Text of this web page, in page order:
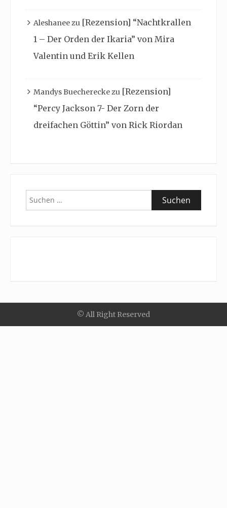
Aleshaneezu [Rezension] “Nachtkrallen
1 – Der Orden der Ikaria” von Mira
Valentin und Erik Kellen
Mandys Buechereckezu [Rezension]
“Percy Jackson 7- Der Zorn der
dreifachen Göttin” von Rick Riordan
Suchen
nach:
© All Right Reserved